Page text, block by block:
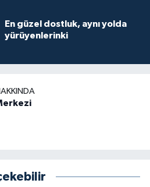
En güzel dostluk, aynı yolda
yürüyenlerinki